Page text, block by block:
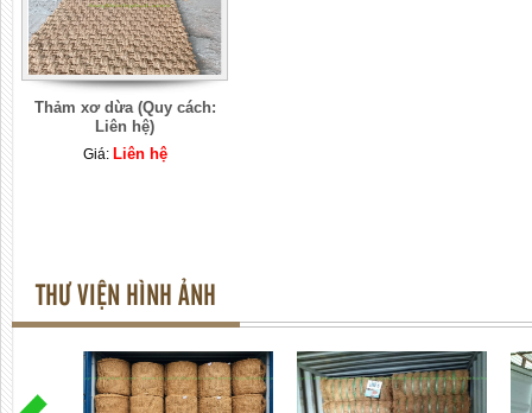
Thảm xơ dừa (Quy cách:
Liên hệ)
Giá: Liên hệ
THƯ VIỆN HÌNH ẢNH